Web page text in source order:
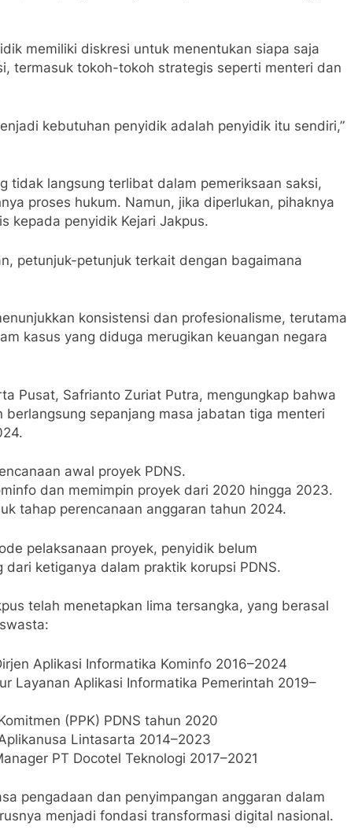
memiliki diskresi untuk menentukan siapa saja
termasuk tokoh-tokoh strategis seperti menteri dan
kebutuhan penyidik adalah penyidik itu sendiri,”
tidak langsung terlibat dalam pemeriksaan saksi,
proses hukum. Namun, jika diperlukan, pihaknya
kepada penyidik Kejari Jakpus.
petunjuk-petunjuk terkait dengan bagaimana
konsistensi dan profesionalisme, terutama
kasus yang diduga merugikan keuangan negara
Pusat, Safrianto Zuriat Putra, mengungkap bahwa
sepanjang masa jabatan tiga menteri
awal proyek PDNS.
dan memimpin proyek dari 2020 hingga 2023.
tahap perencanaan anggaran tahun 2024.
pelaksanaan proyek, penyidik belum
ketiganya dalam praktik korupsi PDNS.
telah menetapkan lima tersangka, yang berasal
Aplikasi Informatika Kominfo 2016–2024
Layanan Aplikasi Informatika Pemerintah 2019–
(PPK) PDNS tahun 2020
Lintasarta 2014–2023
PT Docotel Teknologi 2017–2021
pengadaan dan penyimpangan anggaran dalam
menjadi fondasi transformasi digital nasional.